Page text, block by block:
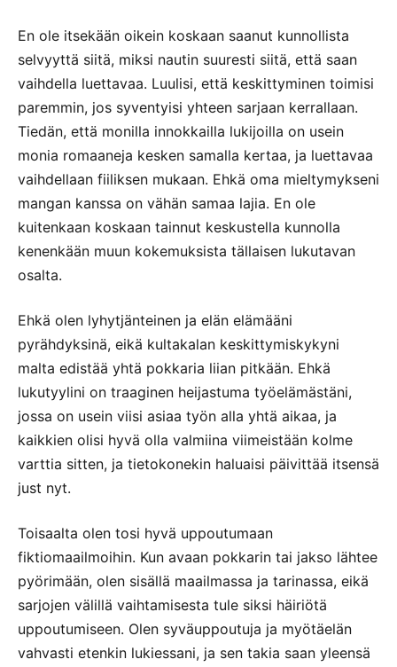
En ole itsekään oikein koskaan saanut kunnollista
selvyyttä siitä, miksi nautin suuresti siitä, että saan
vaihdella luettavaa. Luulisi, että keskittyminen toimisi
paremmin, jos syventyisi yhteen sarjaan kerrallaan.
Tiedän, että monilla innokkailla lukijoilla on usein
monia romaaneja kesken samalla kertaa, ja luettavaa
vaihdellaan fiiliksen mukaan. Ehkä oma mieltymykseni
mangan kanssa on vähän samaa lajia. En ole
kuitenkaan koskaan tainnut keskustella kunnolla
kenenkään muun kokemuksista tällaisen lukutavan
osalta.
Ehkä olen lyhytjänteinen ja elän elämääni
pyrähdyksinä, eikä kultakalan keskittymiskykyni
malta edistää yhtä pokkaria liian pitkään. Ehkä
lukutyylini on traaginen heijastuma työelämästäni,
jossa on usein viisi asiaa työn alla yhtä aikaa, ja
kaikkien olisi hyvä olla valmiina viimeistään kolme
varttia sitten, ja tietokonekin haluaisi päivittää itsensä
just nyt.
Toisaalta olen tosi hyvä uppoutumaan
fiktiomaailmoihin. Kun avaan pokkarin tai jakso lähtee
pyörimään, olen sisällä maailmassa ja tarinassa, eikä
sarjojen välillä vaihtamisesta tule siksi häiriötä
uppoutumiseen. Olen syväuppoutuja ja myötäelän
vahvasti etenkin lukiessani, ja sen takia saan yleensä